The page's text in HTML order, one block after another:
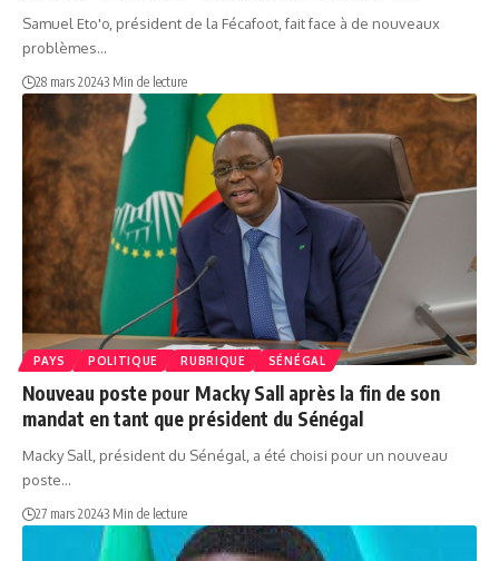
Samuel Eto'o, président de la Fécafoot, fait face à de nouveaux
problèmes…
28 mars 20243 Min de lecture
PAYS POLITIQUE RUBRIQUE SÉNÉGAL
Nouveau poste pour Macky Sall après la fin de son
mandat en tant que président du Sénégal
Macky Sall, président du Sénégal, a été choisi pour un nouveau
poste…
27 mars 20243 Min de lecture